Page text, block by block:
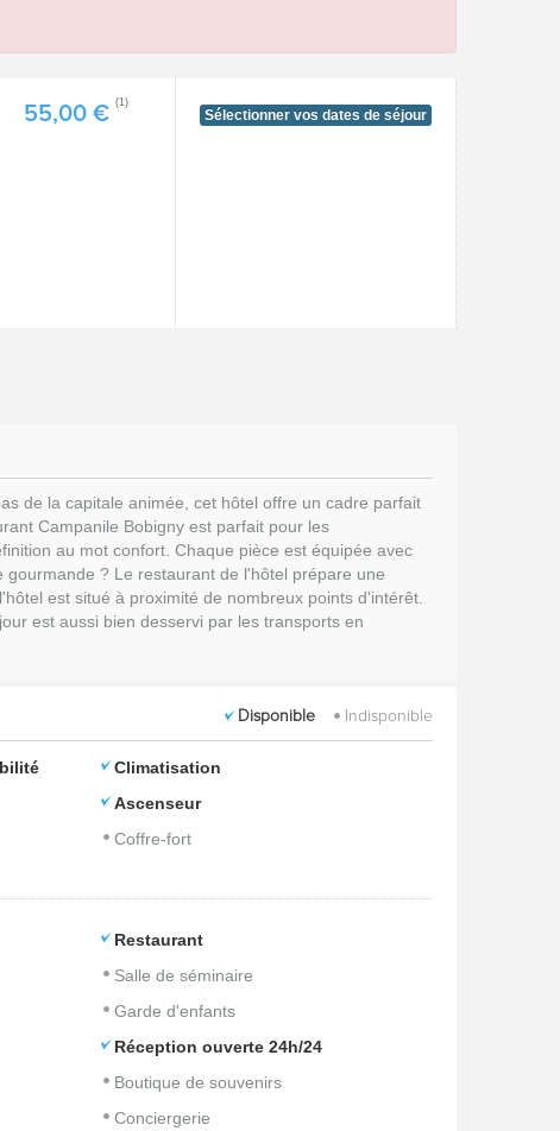
55,00 €
(1)
Sélectionner vos dates de séjour
de la capitale animée, cet hôtel offre un cadre parfait
Campanile Bobigny est parfait pour les
au mot confort. Chaque pièce est équipée avec
? Le restaurant de l'hôtel prépare une
est situé à proximité de nombreux points d'intérêt.
est aussi bien desservi par les transports en
Disponible Indisponible
Climatisation
Ascenseur
Coffre-fort
Restaurant
Salle de séminaire
Garde d'enfants
Réception ouverte 24h/24
Boutique de souvenirs
Conciergerie